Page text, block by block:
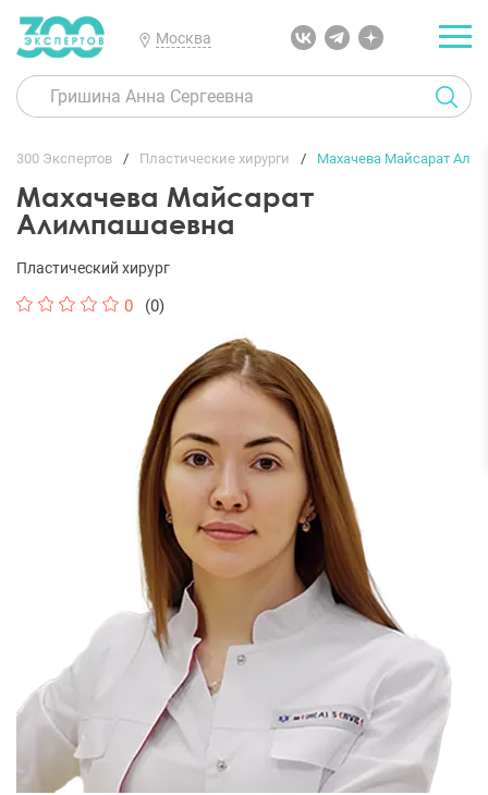
Москва
300 Экспертов Пластические хирурги Махачева Майсарат
Махачева Майсарат
Алимпашаевна
Пластический хирург
0 (0)